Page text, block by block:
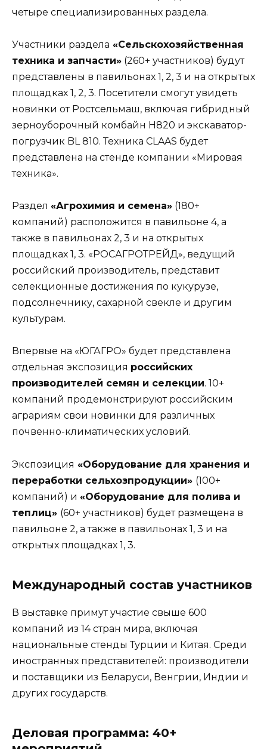
четыре специализированных раздела.
Участники раздела «Сельскохозяйственная
техника и запчасти» (260+ участников) будут
представлены в павильонах 1, 2, 3 и на открытых
площадках 1, 2, 3. Посетители смогут увидеть
новинки от Ростсельмаш, включая гибридный
зерноуборочный комбайн Н820 и экскаватор-
погрузчик BL 810. Техника CLAAS будет
представлена на стенде компании «Мировая
техника».
Раздел «Агрохимия и семена» (180+
компаний) расположится в павильоне 4, а
также в павильонах 2, 3 и на открытых
площадках 1, 3. «РОСАГРОТРЕЙД», ведущий
российский производитель, представит
селекционные достижения по кукурузе,
подсолнечнику, сахарной свекле и другим
культурам.
Впервые на «ЮГАГРО» будет представлена
отдельная экспозиция российских
производителей семян и селекции. 10+
компаний продемонстрируют российским
аграриям свои новинки для различных
почвенно-климатических условий.
Экспозиция «Оборудование для хранения и
переработки сельхозпродукции» (100+
компаний) и «Оборудование для полива и
теплиц» (60+ участников) будет размещена в
павильоне 2, а также в павильонах 1, 3 и на
открытых площадках 1, 3.
Международный состав участников
В выставке примут участие свыше 600
компаний из 14 стран мира, включая
национальные стенды Турции и Китая. Среди
иностранных представителей: производители
и поставщики из Беларуси, Венгрии, Индии и
других государств.
Деловая программа: 40+